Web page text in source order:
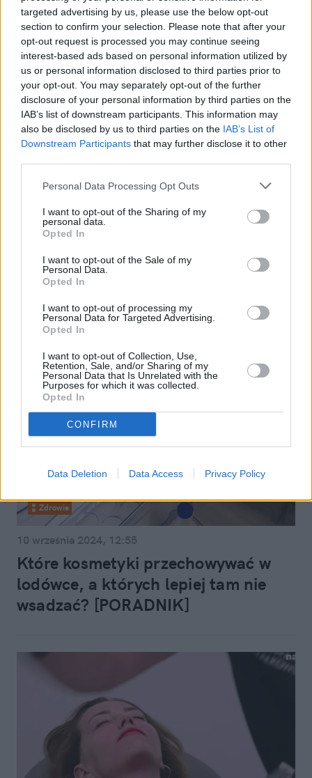
targeted advertising by us, please use the below opt-out
section to confirm your selection. Please note that after your
opt-out request is processed you may continue seeing
interest-based ads based on personal information utilized by
us or personal information disclosed to third parties prior to
your opt-out. You may separately opt-out of the further
disclosure of your personal information by third parties on the
IAB’s list of downstream participants. This information may
also be disclosed by us to third parties on the IAB’s List of
Downstream Participants that may further disclose it to other
Personal Data Processing Opt Outs
I want to opt-out of the Sharing of my
personal data.
Opted In
I want to opt-out of the Sale of my
Personal Data.
Opted In
I want to opt-out of processing my
Personal Data for Targeted Advertising.
Opted In
I want to opt-out of Collection, Use,
Retention, Sale, and/or Sharing of my
Personal Data that Is Unrelated with the
Purposes for which it was collected.
Opted In
CONFIRM
Data Deletion Data Access Privacy Policy
30 stycznia 2025, 11:10
6 kosmetyków-perełek z apteki za
grosze. Nie ma sensu przepłacać w
drogerii
Zdrowie
10 września 2024, 12:55
Które kosmetyki przechowywać w
lodówce, a których lepiej tam nie
wsadzać? [PORADNIK]